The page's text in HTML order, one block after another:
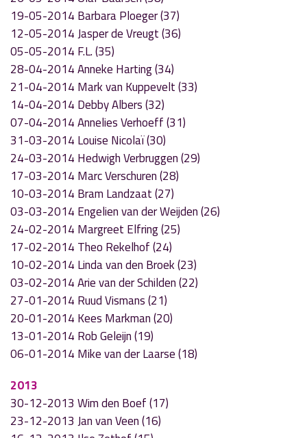
19-05-2014 Barbara Ploeger (37)
12-05-2014 Jasper de Vreugt (36)
05-05-2014 F.L. (35)
28-04-2014 Anneke Harting (34)
21-04-2014 Mark van Kuppevelt (33)
14-04-2014 Debby Albers (32)
07-04-2014 Annelies Verhoeff (31)
31-03-2014 Louise Nicolaï (30)
24-03-2014 Hedwigh Verbruggen (29)
17-03-2014 Marc Verschuren (28)
10-03-2014 Bram Landzaat (27)
03-03-2014 Engelien van der Weijden (26)
24-02-2014 Margreet Elfring (25)
17-02-2014 Theo Rekelhof (24)
10-02-2014 Linda van den Broek (23)
03-02-2014 Arie van der Schilden (22)
27-01-2014 Ruud Vismans (21)
20-01-2014 Kees Markman (20)
13-01-2014 Rob Geleijn (19)
06-01-2014 Mike van der Laarse (18)
2013
30-12-2013 Wim den Boef (17)
23-12-2013 Jan van Veen (16)